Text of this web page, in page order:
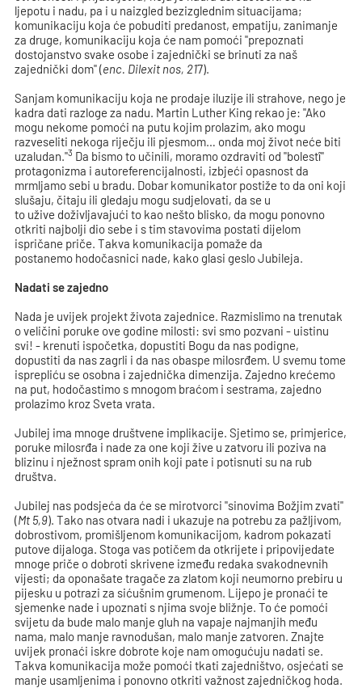
ljepotu i nadu, pa i u naizgled bezizglednim situacijama;
komunikaciju koja će pobuditi predanost, empatiju, zanimanje
za druge, komunikaciju koja će nam pomoći "prepoznati
dostojanstvo svake osobe i zajednički se brinuti za naš
zajednički dom" (enc. Dilexit nos, 217).
Sanjam komunikaciju koja ne prodaje iluzije ili strahove, nego je
kadra dati razloge za nadu. Martin Luther King rekao je: "Ako
mogu nekome pomoći na putu kojim prolazim, ako mogu
razveseliti nekoga riječju ili pjesmom… onda moj život neće biti
uzaludan."3 Da bismo to učinili, moramo ozdraviti od "bolestî"
protagonizma i autoreferencijalnosti, izbjeći opasnost da
mrmljamo sebi u bradu. Dobar komunikator postiže to da oni koji
slušaju, čitaju ili gledaju mogu sudjelovati, da se u
to užive doživljavajući to kao nešto blisko, da mogu ponovno
otkriti najbolji dio sebe i s tim stavovima postati dijelom
ispričane priče. Takva komunikacija pomaže da
postanemo hodočasnici nade, kako glasi geslo Jubileja.
Nadati se zajedno
Nada je uvijek projekt života zajednice. Razmislimo na trenutak
o veličini poruke ove godine milosti: svi smo pozvani - uistinu
svi! - krenuti ispočetka, dopustiti Bogu da nas podigne,
dopustiti da nas zagrli i da nas obaspe milosrđem. U svemu tome
isprepliću se osobna i zajednička dimenzija. Zajedno krećemo
na put, hodočastimo s mnogom braćom i sestrama, zajedno
prolazimo kroz Sveta vrata.
Jubilej ima mnoge društvene implikacije. Sjetimo se, primjerice,
poruke milosrđa i nade za one koji žive u zatvoru ili poziva na
blizinu i nježnost spram onih koji pate i potisnuti su na rub
društva.
Jubilej nas podsjeća da će se mirotvorci "sinovima Božjim zvati"
(Mt 5,9). Tako nas otvara nadi i ukazuje na potrebu za pažljivom,
dobrostivom, promišljenom komunikacijom, kadrom pokazati
putove dijaloga. Stoga vas potičem da otkrijete i pripovijedate
mnoge priče o dobroti skrivene između redaka svakodnevnih
vijesti; da oponašate tragače za zlatom koji neumorno prebiru u
pijesku u potrazi za sićušnim grumenom. Lijepo je pronaći te
sjemenke nade i upoznati s njima svoje bližnje. To će pomoći
svijetu da bude malo manje gluh na vapaje najmanjih među
nama, malo manje ravnodušan, malo manje zatvoren. Znajte
uvijek pronaći iskre dobrote koje nam omogućuju nadati se.
Takva komunikacija može pomoći tkati zajedništvo, osjećati se
manje usamljenima i ponovno otkriti važnost zajedničkog hoda.